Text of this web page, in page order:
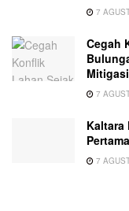
7
Cegah
7
Kaltara
7